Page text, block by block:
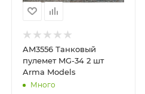
AM3556 Танковый
пулемет MG-34 2 шт
Arma Models
Много